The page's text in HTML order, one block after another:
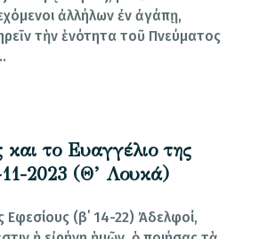
ἀλλήλων ἐν ἀγάπῃ,
τὴν ἑνότητα τοῦ Πνεύματος
το Ευαγγέλιο της
2023 (Θ’ Λουκά)
(β΄ 14-22) Ἀδελφοί,